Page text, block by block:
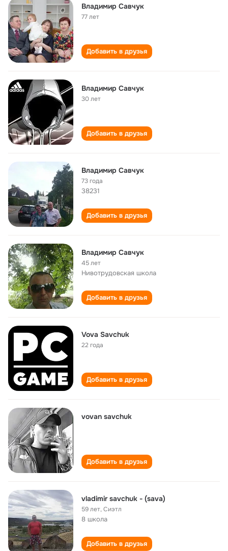
Владимир Савчук
77 лет
Добавить в друзья
Владимир Савчук
30 лет
Добавить в друзья
Владимир Савчук
73 года
38231
Добавить в друзья
Владимир Савчук
45 лет
Нивотрудовская школа
Добавить в друзья
Vova Savchuk
22 года
Добавить в друзья
vovan savchuk
Добавить в друзья
vladimir savchuk - (sava)
59 лет,Сиэтл
8 школа
Добавить в друзья